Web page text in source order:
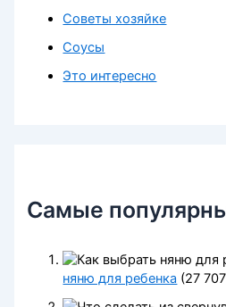
Советы хозяйке
Соусы
Это интересно
Самые
няню для ребенка (27